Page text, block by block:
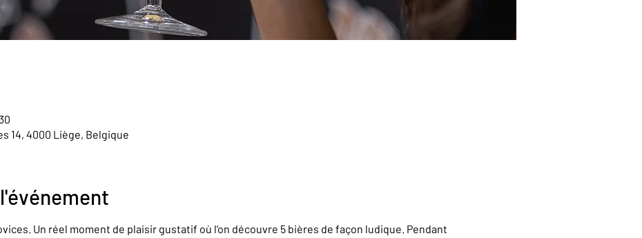
14, 4000 Liège, Belgique
Un réel moment de plaisir gustatif où l’on découvre 5 bières de façon ludique. Pendant